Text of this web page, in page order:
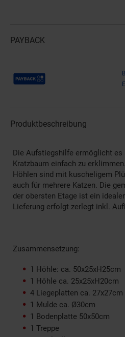
PAYBACK
Payback Punkte
Produktbeschreibung
Die Aufstiegshilfe ermöglicht es
Kratzbaum einfach zu
Höhlen sind mit kuscheligem
auch für mehrere Katzen. Die
der obersten Etage ist ein
Lieferung erfolgt zerlegt inkl.
Zusammensetzung:
1 Höhle: ca. 50x25xH25cm
1 Höhle ca. 25x25xH20cm
4 Liegeplatten ca. 27x27cm
1 Mulde ca. Ø30cm
1 Bodenplatte 50x50cm
1 Treppe